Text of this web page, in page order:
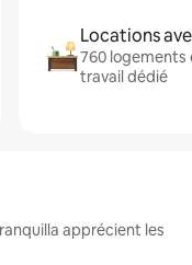
Locations
760 logements
travail dédié
apprécient les